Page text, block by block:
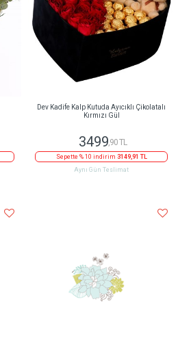
Dev Kadife Kalp Kutuda Ayıcıklı Çikolatalı
Kırmızı Gül
3499,90 TL
Sepette % 10 indirim3149,91 TL
Aynı Gün Teslimat